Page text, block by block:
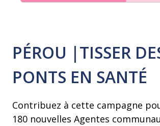
PÉROU |TISSER
PONTS EN SANTÉ
Contribuez à cette campagne
180 nouvelles Agentes